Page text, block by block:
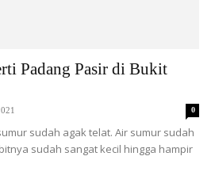
Padang Pasir di Bukit
0
sudah agak telat. Air sumur sudah
sudah sangat kecil hingga hampir